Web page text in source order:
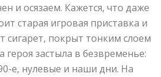
и осязаем. Кажется, что даже
старая игровая приставка и
сигарет, покрыт тонким слоем
застыла в безвременье:
е, нулевые и наши дни. На